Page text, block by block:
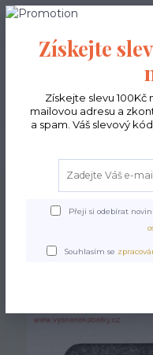
Doplňky Organizéry
Získejte
Získejte slevu 100Kč
mailovou adresu a
a spam. Váš slevový
Přeji si odebírat
Souhlasím se